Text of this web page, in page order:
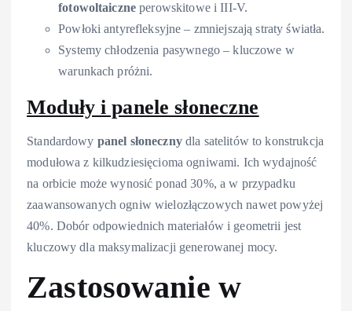
fotowoltaiczne perowskitowe i III-V.
Powłoki antyrefleksyjne – zmniejszają straty światła.
Systemy chłodzenia pasywnego – kluczowe w
warunkach próżni.
Moduły i panele słoneczne
Standardowy panel słonecznydla satelitów to konstrukcja
modułowa z kilkudziesięcioma ogniwami. Ich wydajność
na orbicie może wynosić ponad 30%, a w przypadku
zaawansowanych ogniw wielozłączowych nawet powyżej
40%. Dobór odpowiednich materiałów i geometrii jest
kluczowy dla maksymalizacji generowanej mocy.
Zastosowanie w